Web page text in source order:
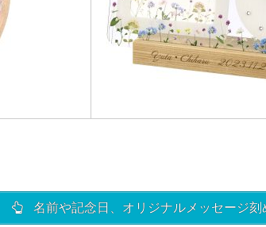
名前や記念日、オリジナルメッセージ